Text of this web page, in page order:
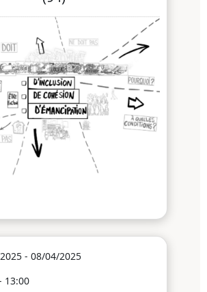
- 08/04/2025
13:00